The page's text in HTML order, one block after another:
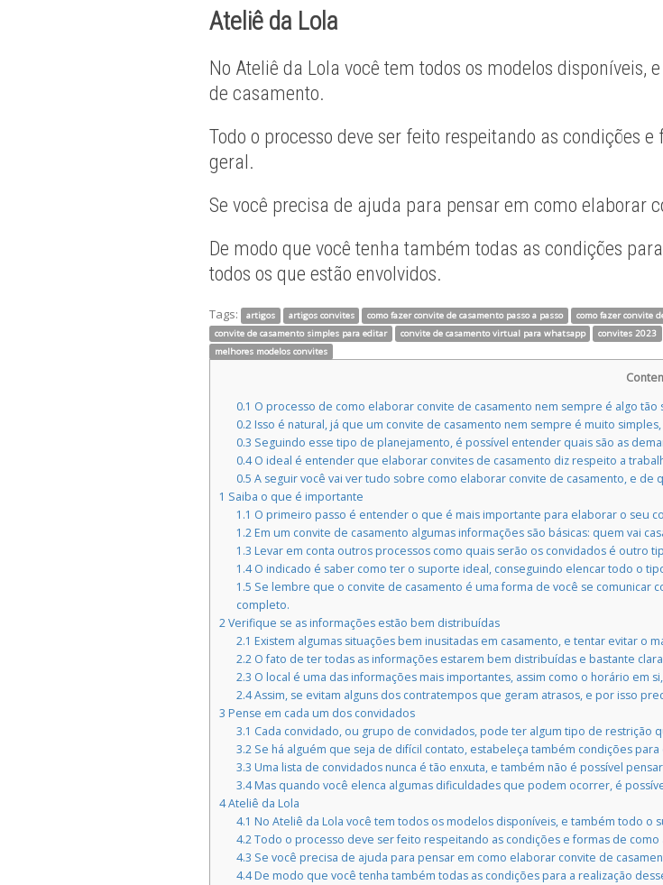
Ateliê da Lola
No Ateliê da Lola você tem todos os modelos
de casamento.
Todo o processo deve ser feito respeitando as condições
geral.
Se você precisa de ajuda para pensar em como elaborar
De modo que você tenha também todas as condições
todos os que estão envolvidos.
Tags: artigos artigos convites como fazer convite de casamento passo a passo como fazer convite
convite de casamento simples para editar
convite de casamento virtual para whatsapp convites 2023
melhores modelos convites
0.1 O processo de como elaborar convite de casamento nem sempre é algo
0.2Isso é natural, já que um convite de casamento nem sempre é muito
0.3 Seguindo esse tipo de planejamento, é possível entender quais são as
0.4O ideal é entender que elaborar convites de casamento diz respeito a
0.5 A seguir você vai ver tudo sobre como elaborar convite de casamento, e
1 Saiba o que é importante
1.1 O primeiro passo é entender o que é mais importante para elaborar o seu
1.2Em um convite de casamento algumas informações são básicas: quem vai
1.3 Levar em conta outros processos como quais serão os convidados é outro
1.4O indicado é saber como ter o suporte ideal, conseguindo elencar todo o
1.5 Se lembre que o convite de casamento é uma forma de você se comunicar
completo.
2Verifique se as informações estão bem distribuídas
2.1 Existem algumas situações bem inusitadas em casamento, e tentar evitar o
2.2O fato de ter todas as informações estarem bem distribuídas e bastante
2.3 O local é uma das informações mais importantes, assim como o horário em
2.4Assim, se evitam alguns dos contratempos que geram atrasos, e por isso
3 Pense em cada um dos convidados
3.1 Cada convidado, ou grupo de convidados, pode ter algum tipo de restrição
3.2Se há alguém que seja de difícil contato, estabeleça também condições
3.3 Uma lista de convidados nunca é tão enxuta, e também não é possível
3.4Mas quando você elenca algumas dificuldades que podem ocorrer, é
4Ateliê da Lola
4.1 No Ateliê da Lola você tem todos os modelos disponíveis, e também todo o
4.2Todo o processo deve ser feito respeitando as condições e formas de
4.3 Se você precisa de ajuda para pensar em como elaborar convite de
4.4De modo que você tenha também todas as condições para a realização